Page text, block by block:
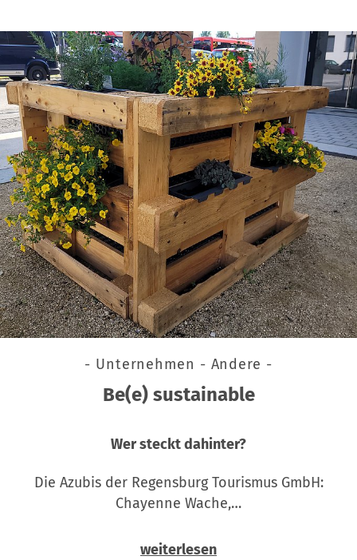
- Unternehmen - Andere -
Be(e) sustainable
Wer steckt dahinter?
Die Azubis der Regensburg Tourismus GmbH:
Chayenne Wache,…
weiterlesen